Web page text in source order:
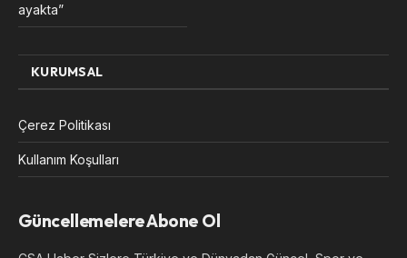
ayakta”
KURUMSAL
Çerez Politikası
Kullanım Koşulları
Güncellemelere Abone Ol